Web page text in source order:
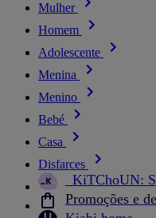
Mulher
Homem
Adolescente
Menina
Menino
Bebé
Casa
Disfarces
_KiTChoUN:
Promoções e